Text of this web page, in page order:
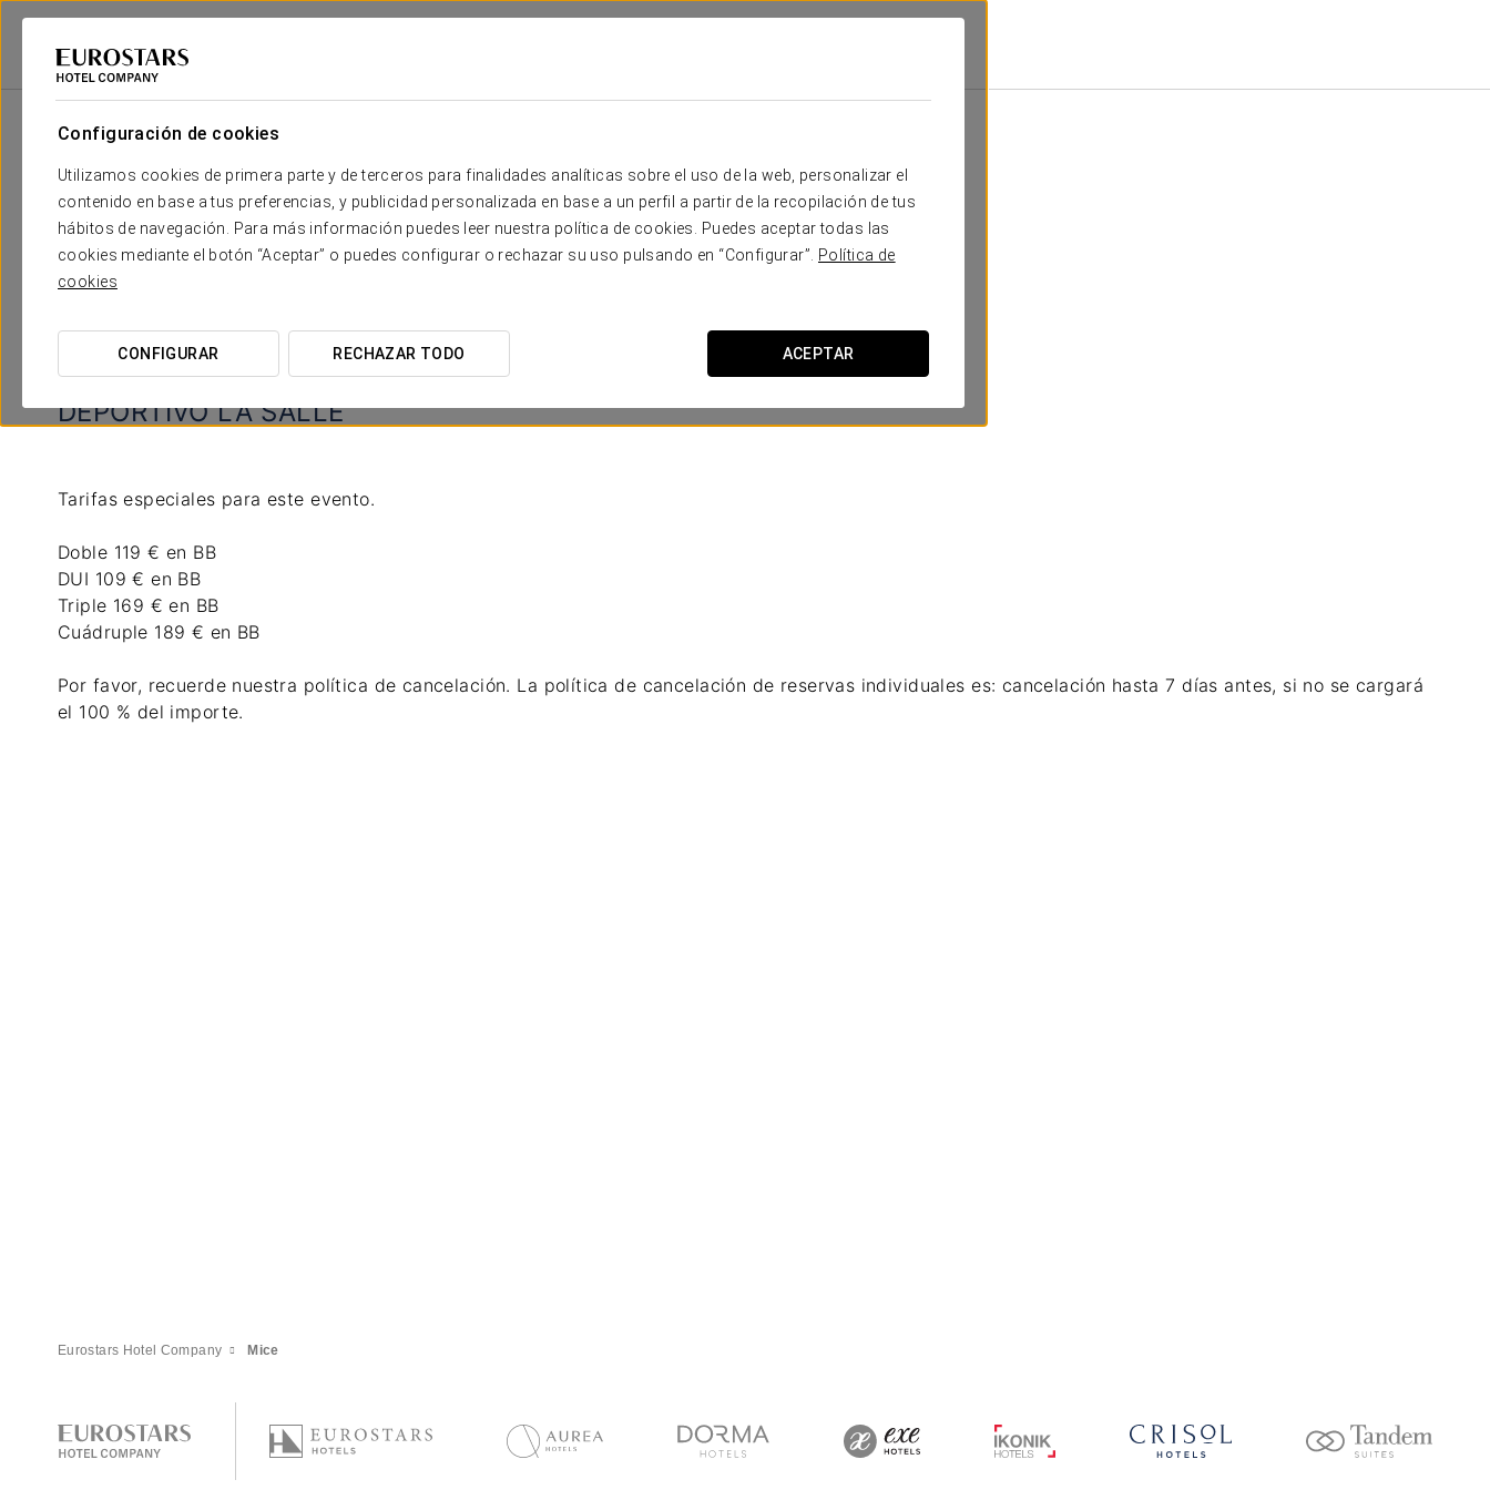
Configuración de cookies
Utilizamos cookies de primera parte y de terceros para finalidades analíticas sobre el uso de la web, personalizar el
contenido en base a tus preferencias, y publicidad personalizada en base a un perfil a partir de la recopilación de tus
hábitos de navegación. Para más información puedes leer nuestra política de cookies. Puedes aceptar todas las
cookies mediante el botón “Aceptar” o puedes configurar o rechazar su uso pulsando en “Configurar”.
Política de
cookies
CONFIGURAR RECHAZAR TODO ACEPTAR
Tu boda en
DEPORTIVO LA SALLE
Tarifas especiales para este evento.
Doble 119 € en BB
DUI 109 € en BB
Triple 169 € en BB
Cuádruple 189 € en BB
Por favor, recuerde nuestra política de cancelación. La política de cancelación de reservas individuales es: cancelación hasta 7 días antes, si no se cargará
el 100 % del importe.
Eurostars Hotel Company Mice